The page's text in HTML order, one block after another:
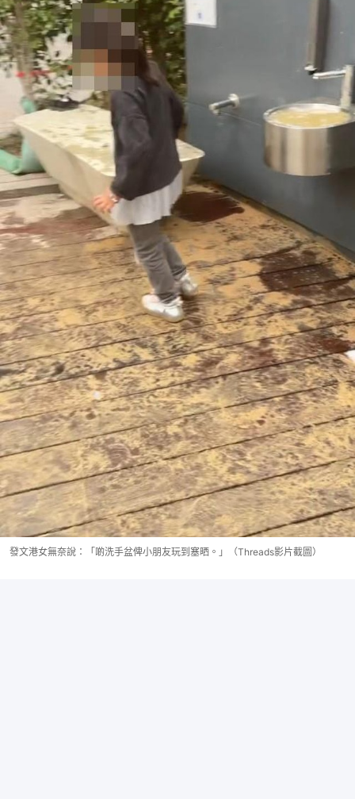
發文港女無奈說：「啲洗手盆俾小朋友玩到塞晒。」（Threads影片截圖）